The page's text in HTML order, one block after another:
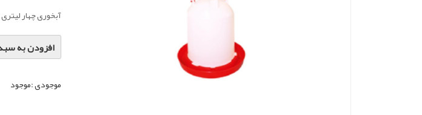
آبخوری چهار
افزودن به
موجودی :موجود